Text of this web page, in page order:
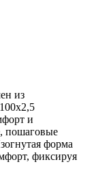
из
и
пошаговые
форма
фиксируя